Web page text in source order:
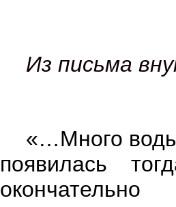
Из письма
«…Много
появилась